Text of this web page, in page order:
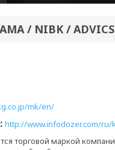
/ NIBK / ADVICS
mk/en/
http://www.infodozer.com/ru/
торговой маркой